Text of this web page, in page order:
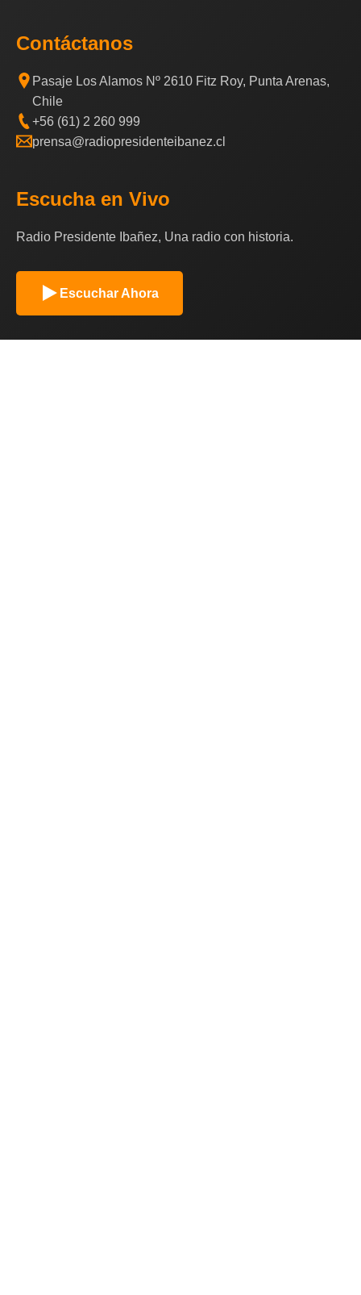
Contáctanos
Pasaje Los Alamos Nº 2610 Fitz Roy, Punta Arenas,
Chile
+56 (61) 2 260 999
prensa@radiopresidenteibanez.cl
Escucha en Vivo
Radio Presidente Ibañez, Una radio con historia.
Escuchar Ahora